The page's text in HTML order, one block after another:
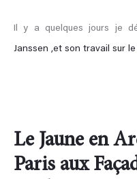
Il y a quelques jours je
Janssen ,et son travail sur le
Le Jaune en
Paris aux